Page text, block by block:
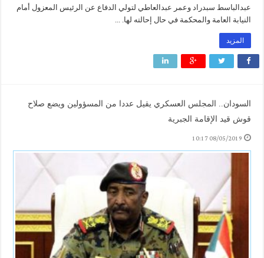
عبدالباسط سبدراد وعمر عبدالعاطي لتولي الدفاع عن الرئيس المعزول أمام
النيابة العامة والمحكمة في حال إحالته لها. ...
المزيد
السودان.. المجلس العسكري يقيل عددا من المسؤولين ويضع صلاح
قوش قيد الإقامة الجبرية
08/05/2019 10:17